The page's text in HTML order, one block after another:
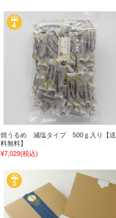
焼うるめ 減塩タイプ 500ｇ入り【送
料無料】
¥7,029(税込)